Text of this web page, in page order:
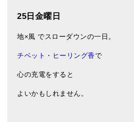
25日金曜日
地×風 でスローダウンの一日。
チベット・ヒーリング香で
心の充電をすると
よいかもしれません。